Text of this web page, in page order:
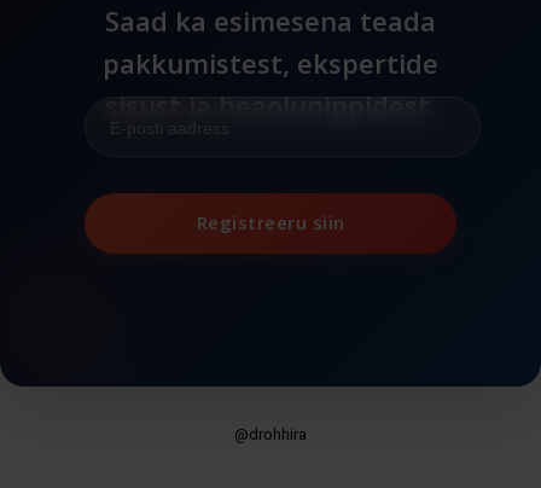
Saad ka esimesena teada
pakkumistest, ekspertide
sisust ja heaolunippidest.
Registreeru siin
@drohhira